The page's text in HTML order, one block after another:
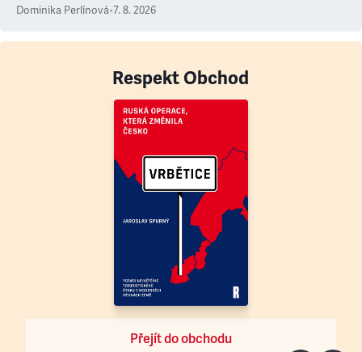
Dominika Perlínová•7. 8. 2026
Respekt Obchod
Přejít do obchodu